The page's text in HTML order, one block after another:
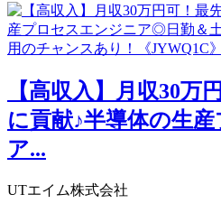
【高収入】月収30万
に貢献♪半導体の生
ア...
UTエイム株式会社